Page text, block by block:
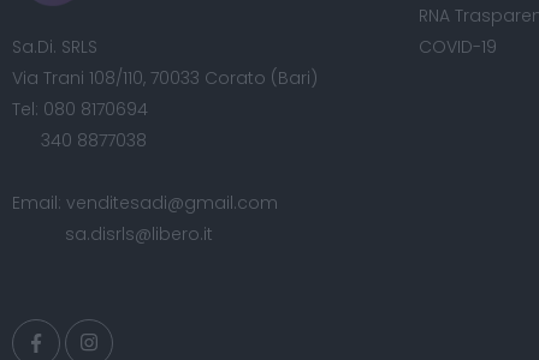
Sa.Di. SRLS
Via Trani 108/110, 70033 Corato (Bari)
Tel: 080 8170694
340 8877038
Email: venditesadi@gmail.com
sa.disrls@libero.it
RNA
COVID-19